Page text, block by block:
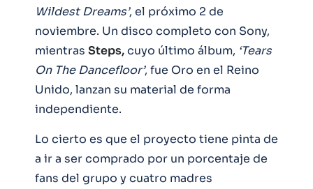
Wildest Dreams’, el próximo 2 de
noviembre. Un disco completo con Sony,
mientras Steps,cuyo último álbum, ‘Tears
On The Dancefloor’, fue Oro en el Reino
Unido, lanzan su material de forma
independiente.
Lo cierto es que el proyecto tiene pinta de
a ir a ser comprado por un porcentaje de
fans del grupo y cuatro madres